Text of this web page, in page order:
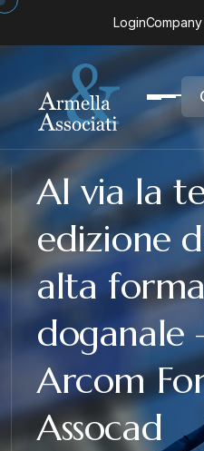
Login
Al via la
edizione
alta
doganale
Arcom
Assocad